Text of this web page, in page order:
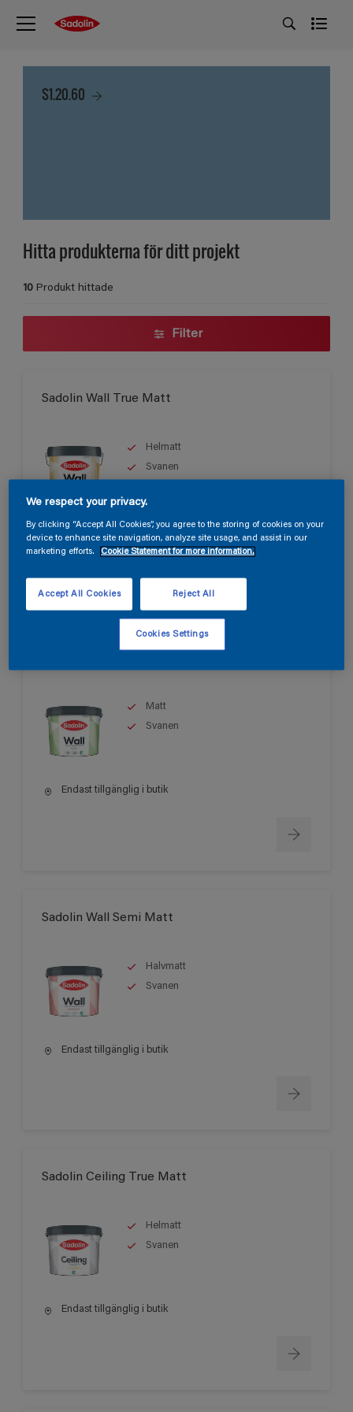
S1.20.60
Hitta produkterna för ditt projekt
10 Produkt hittade
Filter
Sadolin Wall True Matt
Helmatt
Svanen
Endast tillgänglig i butik
Matt
Svanen
Endast tillgänglig i butik
Sadolin Wall Semi Matt
Halvmatt
Svanen
Endast tillgänglig i butik
Sadolin Ceiling True Matt
Helmatt
Svanen
Endast tillgänglig i butik
We respect your privacy.
By clicking “Accept All Cookies”, you agree to the storing of cookies on your
device to enhance site navigation, analyze site usage, and assist in our
marketing efforts.
Cookie Statement for more information.
Reject All
Accept All Cookies
Cookies Settings